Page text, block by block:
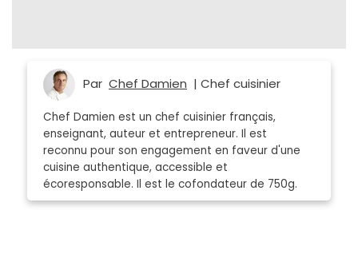
Par Chef Damien | Chef cuisinier
Chef Damien est un chef cuisinier français,
enseignant, auteur et entrepreneur. Il est
reconnu pour son engagement en faveur d'une
cuisine authentique, accessible et
écoresponsable. Il est le cofondateur de 750g.